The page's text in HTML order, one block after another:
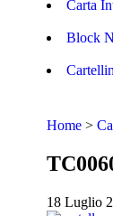
Carta
Block
Home >
18 Luglio